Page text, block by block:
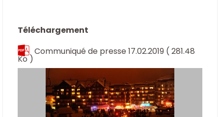
Téléchargement
Communiqué de presse 17.02.2019 ( 281.48
Ko )